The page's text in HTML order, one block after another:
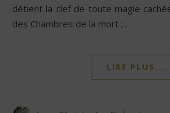
détient la clef de toute magie
des Chambres de la mort ;…
LIRE PLUS...